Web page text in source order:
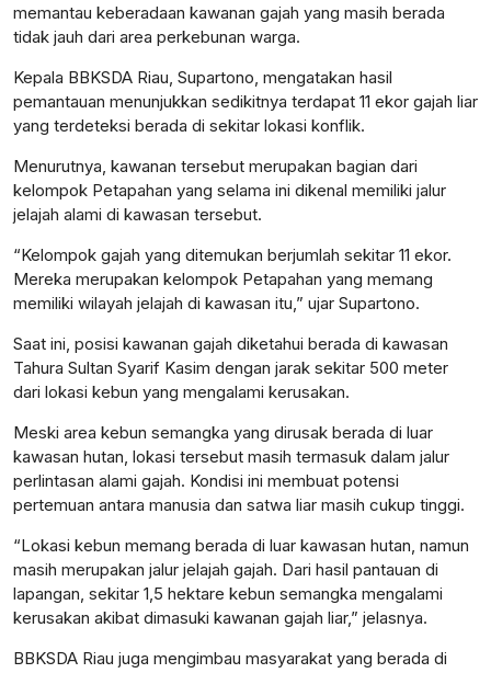
memantau keberadaan kawanan gajah yang masih berada
tidak jauh dari area perkebunan warga.
Kepala BBKSDA Riau, Supartono, mengatakan hasil
pemantauan menunjukkan sedikitnya terdapat 11 ekor gajah liar
yang terdeteksi berada di sekitar lokasi konflik.
Menurutnya, kawanan tersebut merupakan bagian dari
kelompok Petapahan yang selama ini dikenal memiliki jalur
jelajah alami di kawasan tersebut.
“Kelompok gajah yang ditemukan berjumlah sekitar 11 ekor.
Mereka merupakan kelompok Petapahan yang memang
memiliki wilayah jelajah di kawasan itu,” ujar Supartono.
Saat ini, posisi kawanan gajah diketahui berada di kawasan
Tahura Sultan Syarif Kasim dengan jarak sekitar 500 meter
dari lokasi kebun yang mengalami kerusakan.
Meski area kebun semangka yang dirusak berada di luar
kawasan hutan, lokasi tersebut masih termasuk dalam jalur
perlintasan alami gajah. Kondisi ini membuat potensi
pertemuan antara manusia dan satwa liar masih cukup tinggi.
“Lokasi kebun memang berada di luar kawasan hutan, namun
masih merupakan jalur jelajah gajah. Dari hasil pantauan di
lapangan, sekitar 1,5 hektare kebun semangka mengalami
kerusakan akibat dimasuki kawanan gajah liar,” jelasnya.
BBKSDA Riau juga mengimbau masyarakat yang berada di